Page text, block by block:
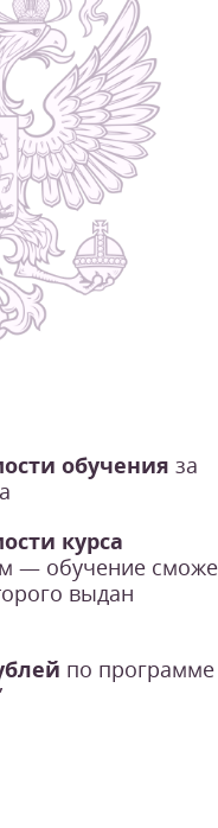
обучения за
курса
— обучение
выдан
по программе